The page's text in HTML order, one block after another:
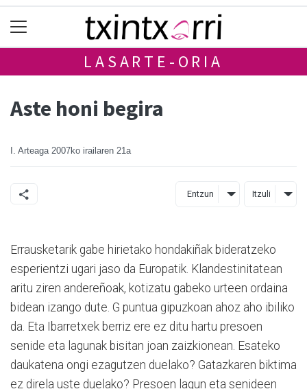
LASARTE-ORIA
Aste honi begira
I. Arteaga 2007ko irailaren 21a
Entzun Itzuli
Errausketarik gabe hirietako hondakiñak bideratzeko
esperientzi ugari jaso da Europatik. Klandestinitatean
aritu ziren andereñoak, kotizatu gabeko urteen ordaina
bidean izango dute. G puntua gipuzkoan ahoz aho ibiliko
da. Eta Ibarretxek berriz ere ez ditu hartu presoen
senide eta lagunak bisitan joan zaizkionean. Esateko
daukatena ongi ezagutzen duelako? Gatazkaren biktima
ez direla uste duelako? Presoen lagun eta senideen